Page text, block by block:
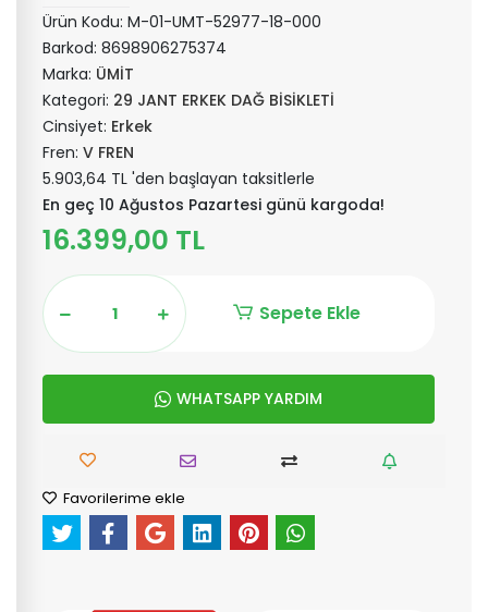
Ürün Kodu: M-01-UMT-52977-18-000
Barkod: 8698906275374
Marka: ÜMİT
Kategori: 29 JANT ERKEK DAĞ BİSİKLETİ
Cinsiyet: Erkek
Fren: V FREN
5.903,64 TL 'den başlayan taksitlerle
En geç 10 Ağustos Pazartesi günü kargoda!
16.399,00 TL
Sepete Ekle
WHATSAPP YARDIM
Favorilerime ekle